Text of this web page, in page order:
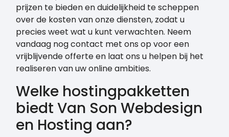
prijzen te bieden en duidelijkheid te scheppen
over de kosten van onze diensten, zodat u
precies weet wat u kunt verwachten. Neem
vandaag nog contact met ons op voor een
vrijblijvende offerte en laat ons u helpen bij het
realiseren van uw online ambities.
Welke hostingpakketten
biedt Van Son Webdesign
en Hosting aan?